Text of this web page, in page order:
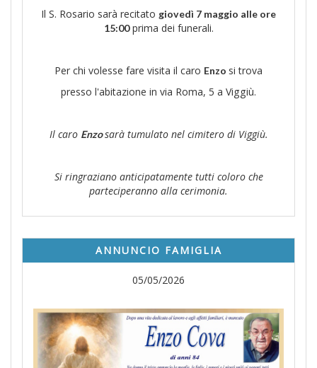
Il S. Rosario sarà recitato giovedì 7 maggio alle ore
15:00prima dei funerali.
Per chi volesse fare visita il caro Enzo si trova
presso l'abitazione in via Roma, 5 a Viggiù.
Il caro Enzosarà tumulato nel cimitero di Viggiù.
Si ringraziano anticipatamente tutti coloro che
parteciperanno alla cerimonia.
ANNUNCIO FAMIGLIA
05/05/2026